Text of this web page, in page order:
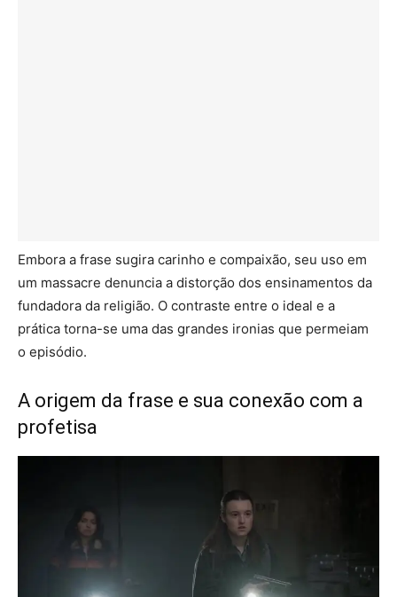
Embora a frase sugira carinho e compaixão, seu uso em
um massacre denuncia a distorção dos ensinamentos da
fundadora da religião. O contraste entre o ideal e a
prática torna-se uma das grandes ironias que permeiam
o episódio.
A origem da frase e sua conexão com a
profetisa